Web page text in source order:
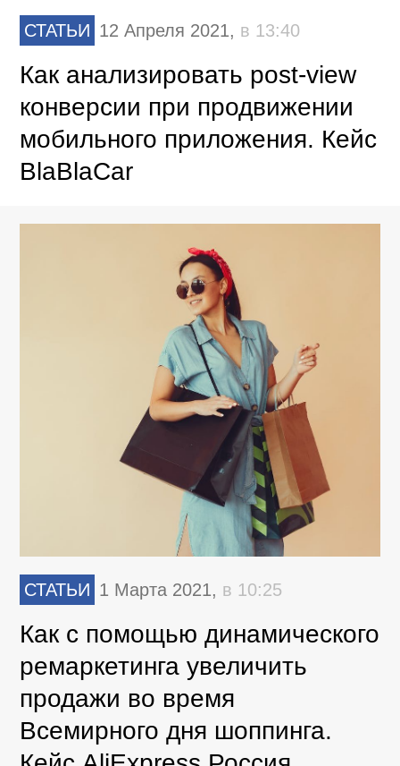
СТАТЬИ 12 Апреля 2021, в 13:40
Как анализировать post-view
конверсии при продвижении
мобильного приложения. Кейс
BlaBlaCar
СТАТЬИ 1 Марта 2021, в 10:25
Как с помощью динамического
ремаркетинга увеличить
продажи во время
Всемирного дня шоппинга.